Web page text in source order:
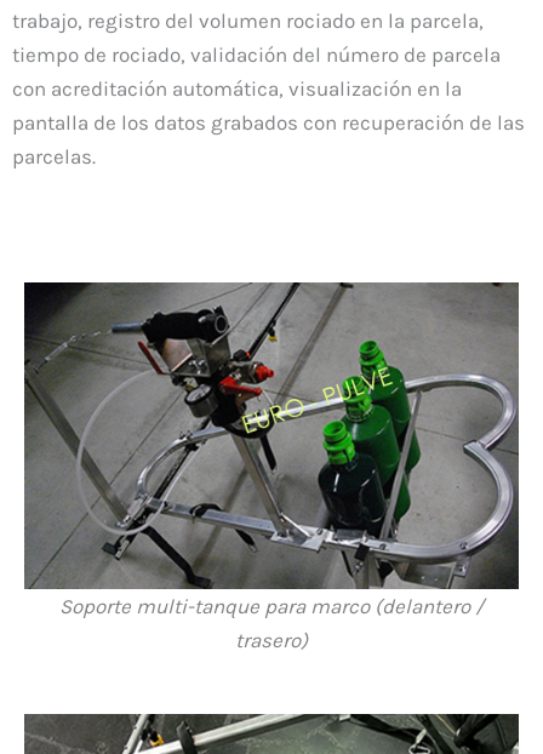
trabajo, registro del volumen rociado en la parcela,
tiempo de rociado, validación del número de parcela
con acreditación automática, visualización en la
pantalla de los datos grabados con recuperación de las
parcelas.
Soporte multi-tanque para marco (delantero /
trasero)